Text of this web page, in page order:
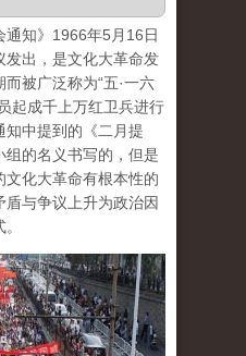
通知》1966年5月16日
发出，是文化大革命发
被广泛称为“五·一六
起成千上万红卫兵进行
知中提到的《二月提
的名义书写的，但是
化大革命有根本性的
盾与争议上升为政治因